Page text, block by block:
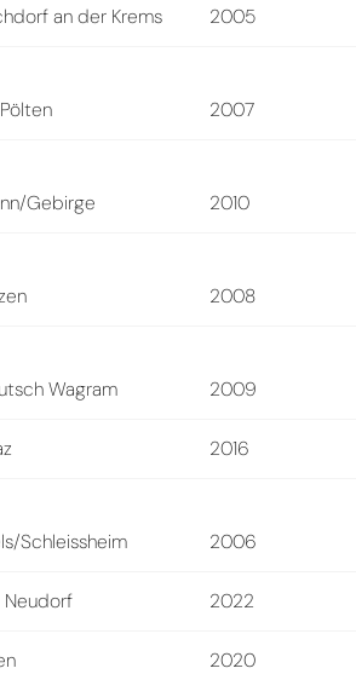
an der Krems 2005
2007
Gebirge 2010
2008
Wagram 2009
2016
Schleissheim 2006
Neudorf 2022
2020